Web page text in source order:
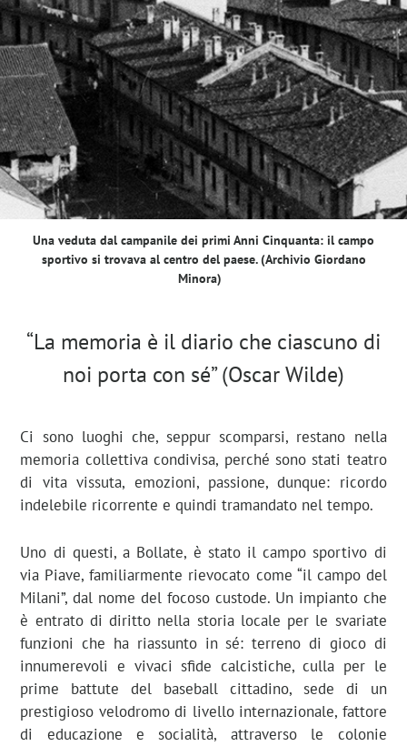
Una veduta dal campanile dei primi Anni Cinquanta: il campo
sportivo si trovava al centro del paese. (Archivio Giordano
Minora)
“La memoria è il diario che ciascuno di
noi porta con sé” (Oscar Wilde)
Ci sono luoghi che, seppur scomparsi, restano nella
memoria collettiva condivisa, perché sono stati teatro
di vita vissuta, emozioni, passione, dunque: ricordo
indelebile ricorrente e quindi tramandato nel tempo.
Uno di questi, a Bollate, è stato il campo sportivo di
via Piave, familiarmente rievocato come “il campo del
Milani”, dal nome del focoso custode. Un impianto che
è entrato di diritto nella storia locale per le svariate
funzioni che ha riassunto in sé: terreno di gioco di
innumerevoli e vivaci sfide calcistiche, culla per le
prime battute del baseball cittadino, sede di un
prestigioso velodromo di livello internazionale, fattore
di educazione e socialità, attraverso le colonie